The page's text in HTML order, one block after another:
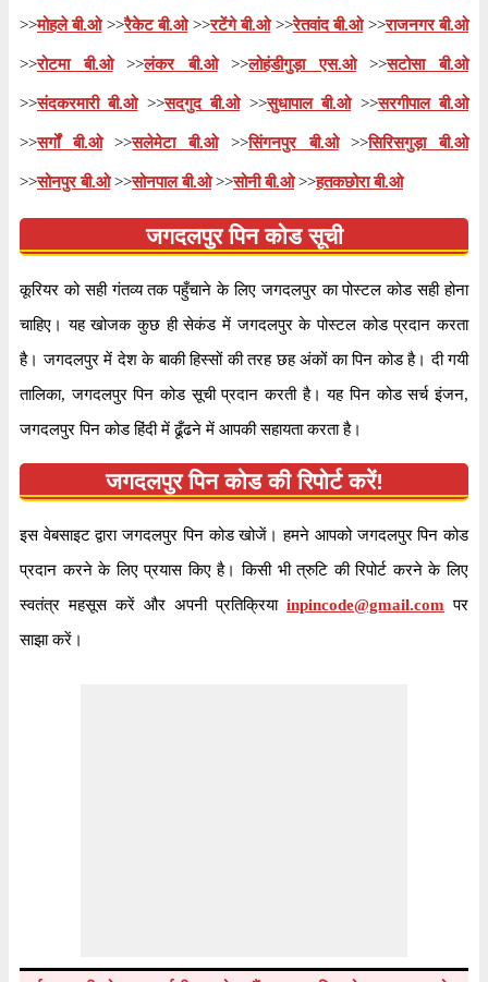
>>मोहले बी.ओ>>रैकेट बी.ओ>>रटेंगे बी.ओ>>रेतवांद बी.ओ>>राजनगर बी.ओ
>>रोटमा बी.ओ>>लंकर बी.ओ>>लोहंडीगुड़ा एस.ओ>>सटोसा बी.ओ
>>संदकरमारी बी.ओ>>सदगुद बी.ओ>>सुधापाल बी.ओ>>सरगीपाल बी.ओ
>>सर्गों बी.ओ>>सलेमेटा बी.ओ>>सिंगनपुर बी.ओ>>सिरिसगुड़ा बी.ओ
>>सोनपुर बी.ओ>>सोनपाल बी.ओ>>सोनी बी.ओ>>हतकछोरा बी.ओ
जगदलपुर पिन कोड सूची
कूरियर को सही गंतव्य तक पहुँचाने के लिए जगदलपुर का पोस्टल कोड सही होना
चाहिए। यह खोजक कुछ ही सेकंड में जगदलपुर के पोस्टल कोड प्रदान करता
है। जगदलपुर में देश के बाकी हिस्सों की तरह छह अंकों का पिन कोड है। दी गयी
तालिका, जगदलपुर पिन कोड सूची प्रदान करती है। यह पिन कोड सर्च इंजन,
जगदलपुर पिन कोड हिंदी में ढूँढने में आपकी सहायता करता है।
जगदलपुर पिन कोड की रिपोर्ट करें!
इस वेबसाइट द्वारा जगदलपुर पिन कोड खोजें। हमने आपको जगदलपुर पिन कोड
प्रदान करने के लिए प्रयास किए है। किसी भी त्रुटि की रिपोर्ट करने के लिए
स्वतंत्र महसूस करें और अपनी प्रतिक्रिया inpincode@gmail.com पर
साझा करें।